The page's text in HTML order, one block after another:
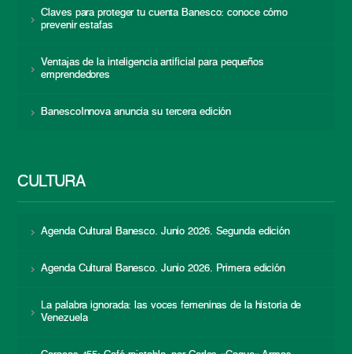
Claves para proteger tu cuenta Banesco: conoce cómo
prevenir estafas
Ventajas de la inteligencia artificial para pequeños
emprendedores
BanescoInnova anuncia su tercera edición
CULTURA
Agenda Cultural Banesco. Junio 2026. Segunda edición
Agenda Cultural Banesco. Junio 2026. Primera edición
La palabra ignorada: las voces femeninas de la historia de
Venezuela